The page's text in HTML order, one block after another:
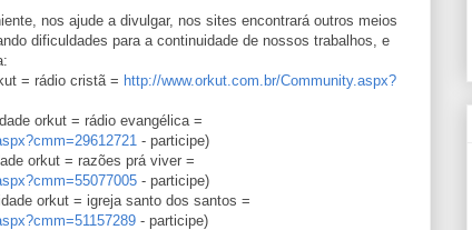
nos ajude a divulgar, nos sites encontrará outros meios
dificuldades para a continuidade de nossos trabalhos, e
= rádio cristã = http://www.orkut.com.br/Community.aspx?
orkut = rádio evangélica =
- participe)
orkut = razões prá viver =
- participe)
orkut = igreja santo dos santos =
- participe)